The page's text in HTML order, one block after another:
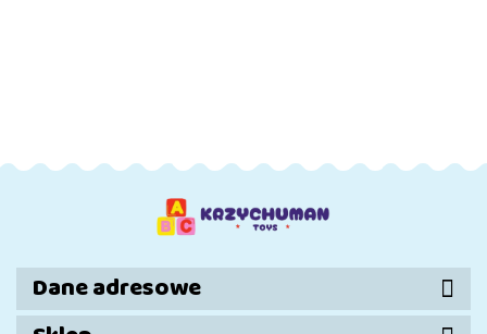
Dane adresowe